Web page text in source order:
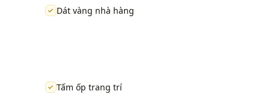
Dát vàng nhà hàng
Tấm ốp trang trí